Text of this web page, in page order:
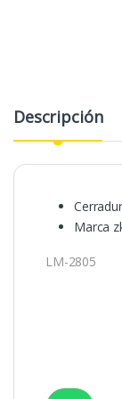
Descripción
Marca
LM-2805